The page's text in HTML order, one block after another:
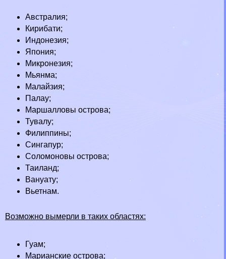
Австралия;
Кирибати;
Индонезия;
Япония;
Микронезия;
Мьянма;
Малайзия;
Палау;
Маршалловы острова;
Тувалу;
Филиппины;
Сингапур;
Соломоновы острова;
Таиланд;
Вануату;
Вьетнам.
Возможно вымерли в таких областях:
Гуам;
Марианские острова;